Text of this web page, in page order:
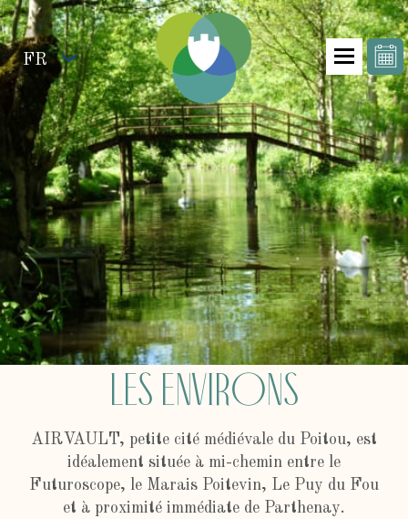
FR
Les Environs
AIRVAULT, petite cité médiévale du Poitou, est
idéalement située à mi-chemin entre le
Futuroscope, le Marais Poitevin, Le Puy du Fou
et à proximité immédiate de Parthenay.